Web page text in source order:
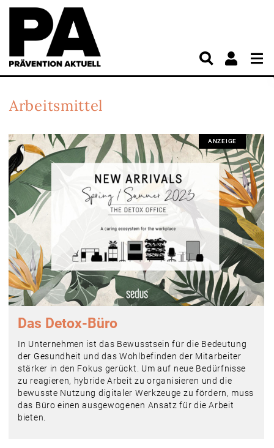
Arbeitsmittel
ANZEIGE
Das Detox-Büro
In Unternehmen ist das Bewusstsein für die Bedeutung
der Gesundheit und das Wohlbefinden der Mitarbeiter
stärker in den Fokus gerückt. Um auf neue Bedürfnisse
zu reagieren, hybride Arbeit zu organisieren und die
bewusste Nutzung digitaler Werkzeuge zu fördern, muss
das Büro einen ausgewogenen Ansatz für die Arbeit
bieten.